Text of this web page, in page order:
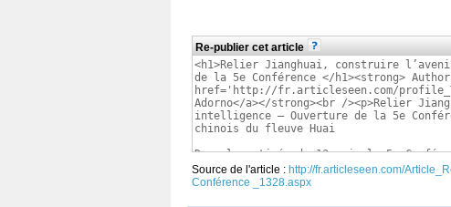
Re-publier cet article
Source de l'article : http://fr.articleseen.com/
Conférence _1328.aspx